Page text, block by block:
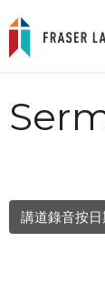
講道錄音按